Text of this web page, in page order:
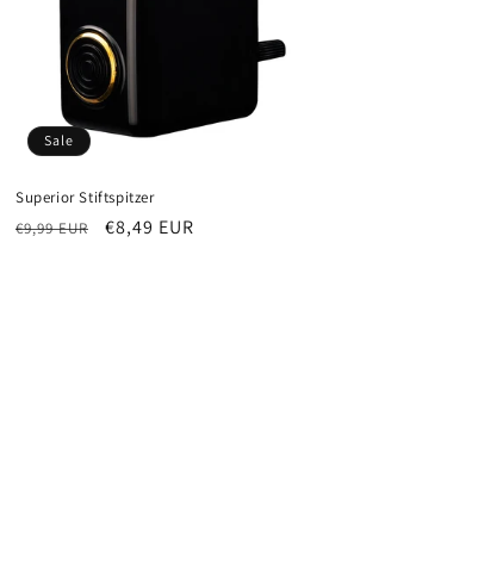
Sale
Superior Stiftspitzer
Normaler
€9,99 EUR Verkaufspreis
€8,49 EUR